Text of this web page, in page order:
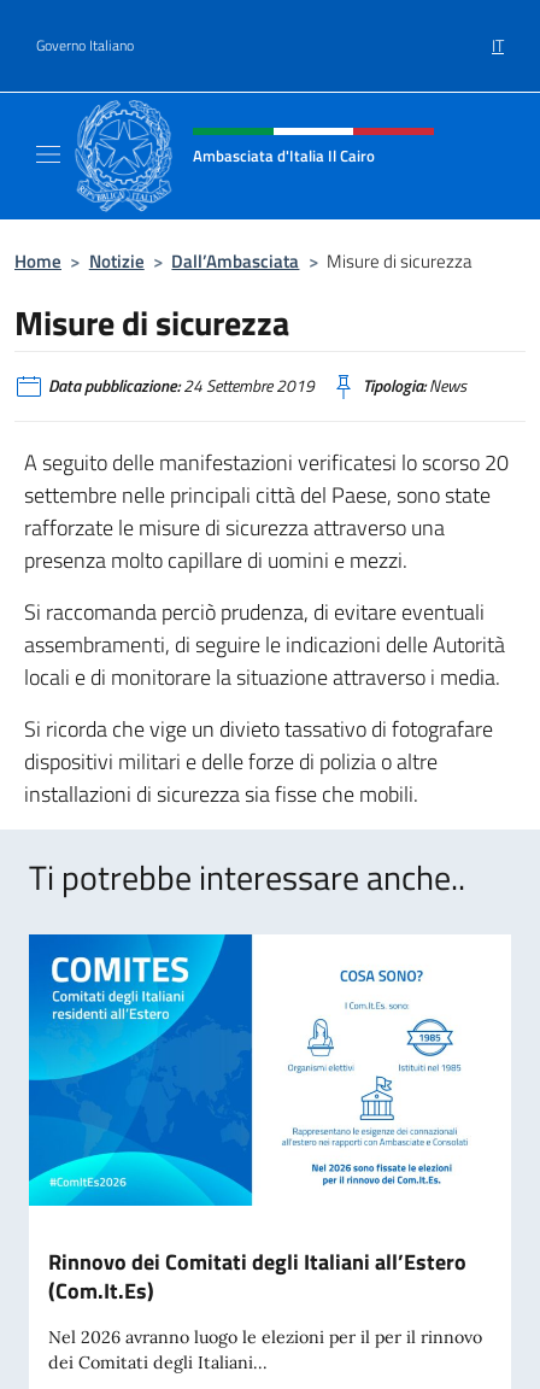
Governo Italiano IT
Intestazione sito, social e menù
Ambasciata d'Italia Il Cairo
Home > Notizie > Dall’Ambasciata > Misure di sicurezza
Misure di sicurezza
Data pubblicazione:24 Settembre 2019 Tipologia:News
A seguito delle manifestazioni verificatesi lo scorso 20
settembre nelle principali città del Paese, sono state
rafforzate le misure di sicurezza attraverso una
presenza molto capillare di uomini e mezzi.
Si raccomanda perciò prudenza, di evitare eventuali
assembramenti, di seguire le indicazioni delle Autorità
locali e di monitorare la situazione attraverso i media.
Si ricorda che vige un divieto tassativo di fotografare
dispositivi militari e delle forze di polizia o altre
installazioni di sicurezza sia fisse che mobili.
Ti potrebbe interessare anche..
Rinnovo dei Comitati degli Italiani all’Estero
(Com.It.Es)
Nel 2026 avranno luogo le elezioni per il per il rinnovo
dei Comitati degli Italiani...